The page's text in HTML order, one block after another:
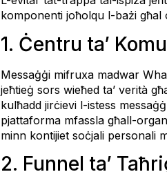
komponenti joħolqu l-bażi għal
1. Ċentru ta’
Messaġġi mifruxa madwar
jeħtieġ sors wieħed ta’ verità
kulħadd jirċievi l-istess
pjattaforma mfassla għall-
minn kontijiet soċjali personali
2. Funnel ta’